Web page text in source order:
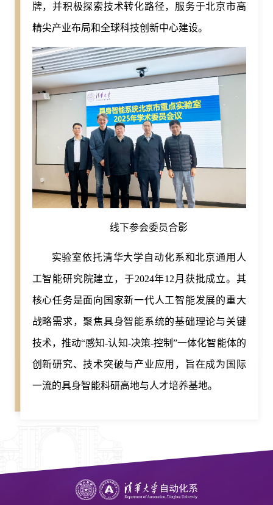
牌，并积极探索技术转化路径，服务于北京市高
精尖产业布局和全球科技创新中心建设。
线下参会委员合影
实验室依托清华大学自动化系和北京通用人
工智能研究院建立，于2024年12月获批成立。其
核心任务是面向国家新一代人工智能发展的重大
战略需求，聚焦具身智能系统的基础理论与关键
技术，推动“感知-认知-决策-控制”一体化智能体的
创新研究、技术突破与产业应用，旨在成为国际
一流的具身智能科研高地与人才培养基地。